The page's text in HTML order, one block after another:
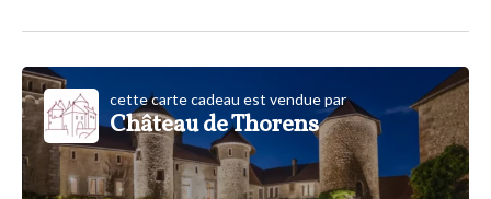
cette carte cadeau est vendue par
Château de Thorens